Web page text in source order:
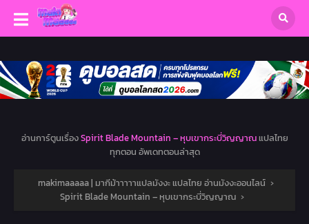
อ่านการ์ตูนเรื่องSpirit Blade Mountain – หุบเขากระบี่วิญญาณแปลไทย
ทุกตอน อัพเดทตอนล่าสุด
makimaaaaa | มากีม้าาาาาแปลมังงะ แปลไทย อ่านมังงะออนไลน์ ›
Spirit Blade Mountain – หุบเขากระบี่วิญญาณ ›